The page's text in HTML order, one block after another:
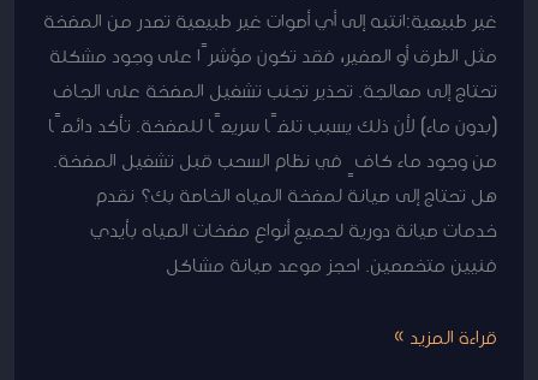
غير طبيعية:انتبه إلى أي أصوات غير طبيعية تصدر من المضخة
مثل الطرق أو الصفير، فقد تكون مؤشرًا على وجود مشكلة
تحتاج إلى معالجة. تحذير تجنب تشغيل المضخة على الجاف
(بدون ماء) لأن ذلك يسبب تلفًا سريعًا للمضخة. تأكد دائمًا
من وجود ماء كافٍ في نظام السحب قبل تشغيل المضخة.
هل تحتاج إلى صيانة لمضخة المياه الخاصة بك؟ نقدم
خدمات صيانة دورية لجميع أنواع مضخات المياه بأيدي
فنيين متخصصين. احجز موعد صيانة مشاكل
قراءة المزيد »